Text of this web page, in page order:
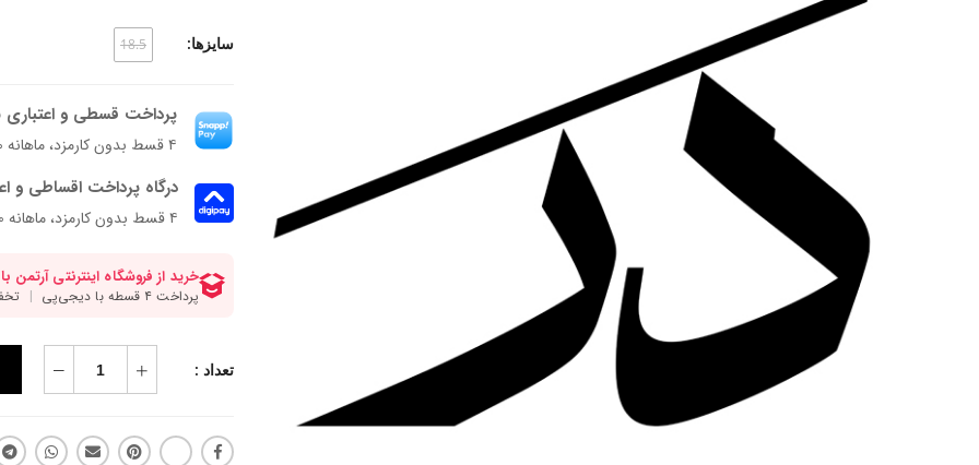
سایزها: 18.5
پرداخت قسطی و اعتباری
۴ قسط بدون کارمزد، ماهانه ۵۷۵٬۰۰۰ تومان
درگاه پرداخت اقساطی و
۴ قسط بدون کارمزد، ماهانه 575,000 تومان
تعداد :